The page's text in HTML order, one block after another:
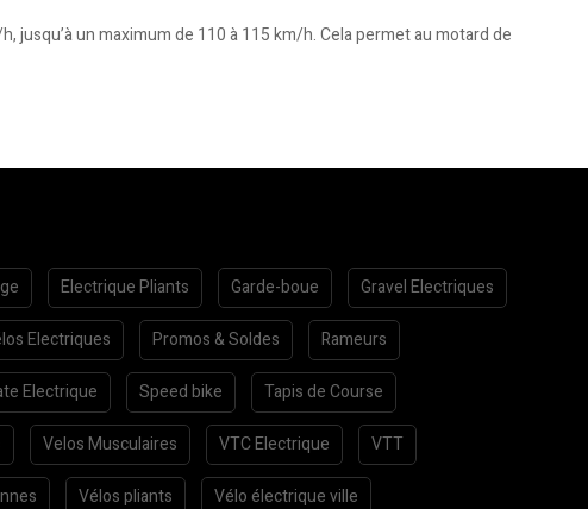
un maximum de 110 à 115 km/h. Cela permet au motard de
Electrique Pliants Garde-boue Gravel Electriques
Electriques Promos & Soldes Rameurs
Electrique Speed bike Tapis de Course
Velos Musculaires VTC Electrique VTT
Vélos pliants Vélo électrique ville